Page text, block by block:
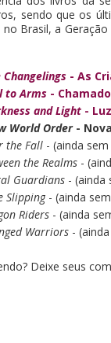
sendo que os
Brasil, a
Changelings - As
to Arms -
and Light -
World Order-
the Fall - (ainda
the Realms -
Guardians - (ainda
Slipping - (ainda
Riders - (ainda
Warriors -
Deixe seus